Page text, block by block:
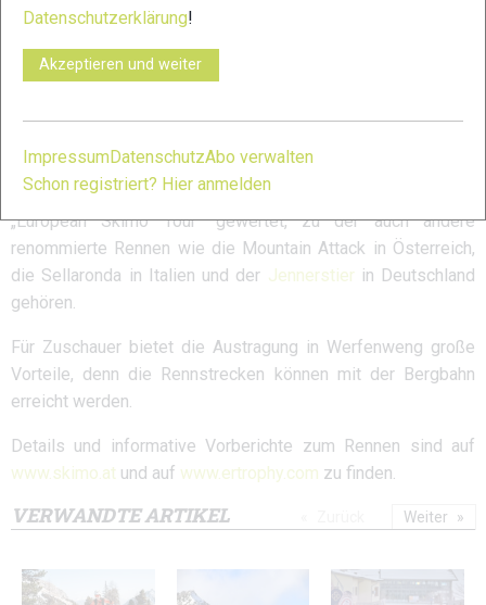
In Werfenweng bei der Ikarus 8er Kabinenbahn findet am
Freitag 26.1.2023 ein Verticalrennen im SKIMO Alpencup
statt. Am Samstag 27.1.2023 wird die klassische Erztrophy
Staatsmeisterschaft. Sowohl Vertical- als auch
Individualrennen werden auch in der neuen internationalen
„European Skimo Tour“ gewertet, zu der auch andere
renommierte Rennen wie die Mountain Attack in Österreich,
die Sellaronda in Italien und der Jennerstierin Deutschland
gehören.
Für Zuschauer bietet die Austragung in Werfenweng große
Vorteile, denn die Rennstrecken können mit der Bergbahn
erreicht werden.
Details und informative Vorberichte zum Rennen sind auf
www.skimo.at und auf www.ertrophy.com zu finden.
VERWANDTE ARTIKEL Weiter
Datenschutzerklärung!
Akzeptieren und weiter
Impressum DatenschutzAbo verwalten
Schon registriert? Hier anmelden